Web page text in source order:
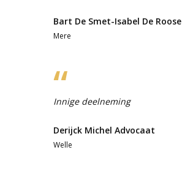
Bart De Smet-Isabel De Roose
Mere
Innige deelneming
Derijck Michel Advocaat
Welle